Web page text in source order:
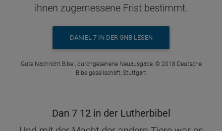
ihnen zugemessene Frist bestimmt.
DANIEL 7 IN DER GNB LESEN
Gute Nachricht Bibel, durchgesehene Neuausgabe, © 2018 Deutsche
Bibelgesellschaft, Stuttgart
Dan 7 12 in der Lutherbibel